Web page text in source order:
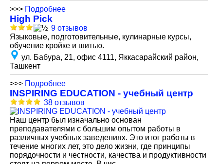
>>> Подробнее
High Pick
9 отзывов
Языковые, подготовительные, кулинарные курсы,
обучение кройке и шитью.
ул. Бабура, 21, офис 4111, Яккасарайский район,
Ташкент
>>> Подробнее
INSPIRING EDUCATION - учебный центр
38 отзывов
Наш центр был изначально основан
преподавателями с большим опытом работы в
различных учебных заведениях. Это итог работы в
течение многих лет, это дело жизни, где принципы
порядочности и честности, качества и продуктивности